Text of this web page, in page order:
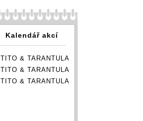
Kalendář akcí
TITO & TARANTULA
TITO & TARANTULA
TITO & TARANTULA